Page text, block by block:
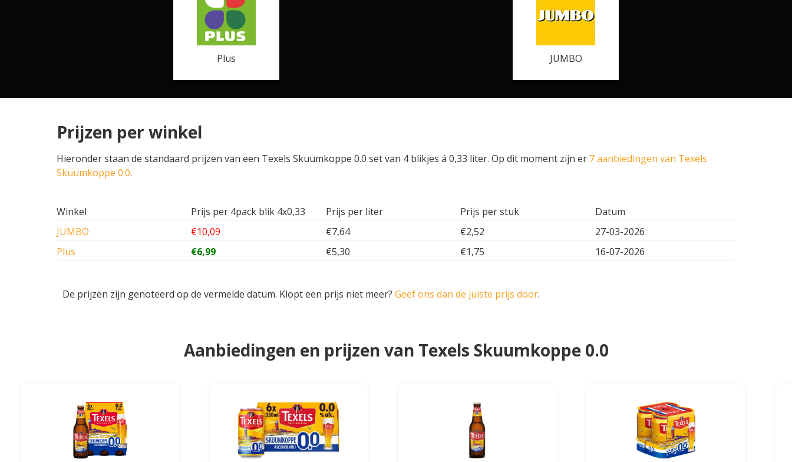
Plus JUMBO
Prijzen per winkel
Hieronder staan de standaard prijzen van een Texels Skuumkoppe 0.0 set van 4 blikjes á 0,33 liter. Op dit moment zijn er 7 aanbiedingen van Texels
Skuumkoppe 0.0.
Winkel Prijs per 4pack blik 4x0,33 Prijs per liter Prijs per stuk
Datum
JUMBO
€10,09 €7,64 €2,52
27-03-2026
Plus
€6,99 €5,30 €1,75 16-07-2026
De prijzen zijn genoteerd op de vermelde datum. Klopt een prijs niet meer? Geef ons dan de juiste prijs door.
Aanbiedingen en prijzen van Texels Skuumkoppe 0.0